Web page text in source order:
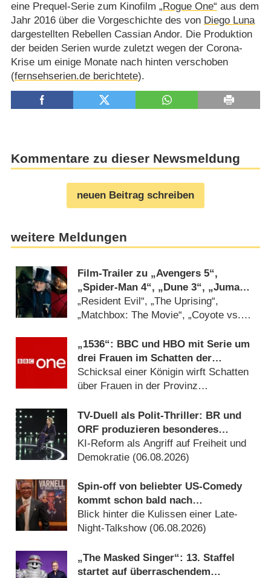
eine Prequel-Serie zum Kinofilm „Rogue One“ aus dem
Jahr 2016 über die Vorgeschichte des von Diego Luna
dargestellten Rebellen Cassian Andor. Die Produktion
der beiden Serien wurde zuletzt wegen der Corona-
Krise um einige Monate nach hinten verschoben
(fernsehserien.de berichtete).
Kommentare zu dieser Newsmeldung
neuen Beitrag schreiben
weitere Meldungen
Film-Trailer zu „Avengers 5“,
„Spider-Man 4“, „Dune 3“, „Jumanji
3“ und DC-Horror „Clayface“
„Resident Evil“, „The Uprising“,
„Matchbox: The Movie“, „Coyote vs.
(27.07.2026)
„1536“: BBC und HBO mit Serie um
drei Frauen im Schatten der
Verhaftung von Anne Boleyn
Schicksal einer Königin wirft Schatten
über Frauen in der Provinz
TV-Duell als Polit-Thriller: BR und
ORF produzieren besonderes
Fernseh-Kammerspiel
KI-Reform als Angriff auf Freiheit und
Demokratie (06.08.2026)
Spin-off von beliebter US-Comedy
kommt schon bald nach
Deutschland
Blick hinter die Kulissen einer Late-
Night-Talkshow (06.08.2026)
„The Masked Singer“: 13. Staffel
startet auf überraschendem